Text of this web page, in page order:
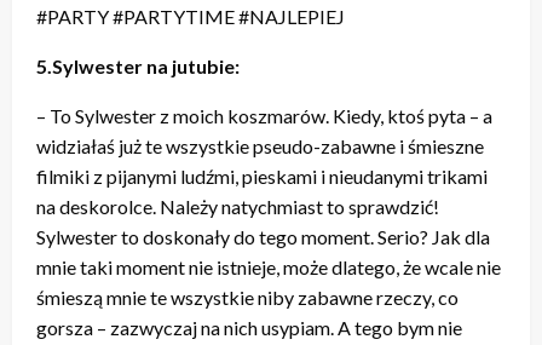
#PARTY #PARTYTIME #NAJLEPIEJ
5.Sylwester na jutubie:
– To Sylwester z moich koszmarów. Kiedy, ktoś pyta – a
widziałaś już te wszystkie pseudo-zabawne i śmieszne
filmiki z pijanymi ludźmi, pieskami i nieudanymi trikami
na deskorolce. Należy natychmiast to sprawdzić!
Sylwester to doskonały do tego moment. Serio? Jak dla
mnie taki moment nie istnieje, może dlatego, że wcale nie
śmieszą mnie te wszystkie niby zabawne rzeczy, co
gorsza – zazwyczaj na nich usypiam. A tego bym nie